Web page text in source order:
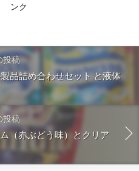
ンク
投稿
品詰め合わせセット と液体
投稿
（赤ぶどう味）とクリア